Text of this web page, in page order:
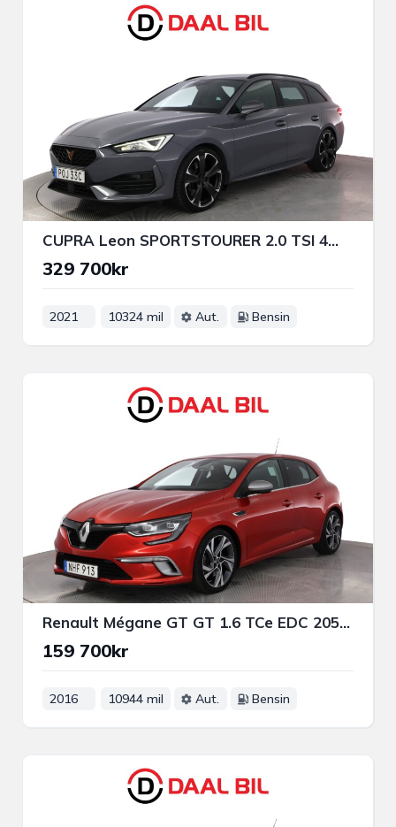
CUPRA Leon SPORTSTOURER 2.0 TSI 4WD 310HK BEATS® DRAG COCKPIT NFC
329 700kr
2021 10324 mil Aut. Bensin
Renault Mégane GT GT 1.6 TCe EDC 205HK B-KAMERA BOSE® MOTORVÄRMARE NAVI
159 700kr
2016 10944 mil Aut. Bensin